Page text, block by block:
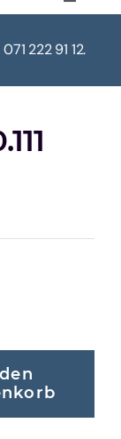
Toggle
222 91 12.